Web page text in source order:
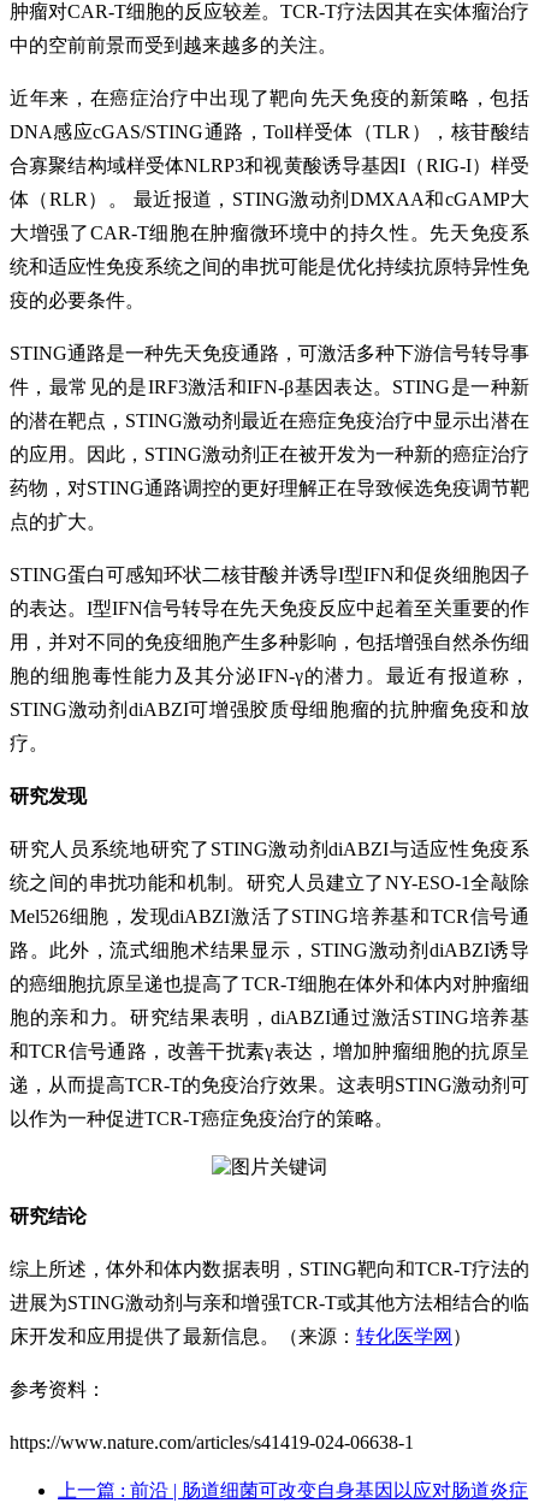
肿瘤对CAR-T细胞的反应较差。TCR-T疗法因其在实体瘤治疗
中的空前前景而受到越来越多的关注。
近年来，在癌症治疗中出现了靶向先天免疫的新策略，包括
DNA感应cGAS/STING通路，Toll样受体（TLR），核苷酸结
合寡聚结构域样受体NLRP3和视黄酸诱导基因I（RIG-I）样受
体（RLR）。 最近报道，STING激动剂DMXAA和cGAMP大
大增强了CAR-T细胞在肿瘤微环境中的持久性。先天免疫系
统和适应性免疫系统之间的串扰可能是优化持续抗原特异性免
疫的必要条件。
STING通路是一种先天免疫通路，可激活多种下游信号转导事
件，最常见的是IRF3激活和IFN-β基因表达。STING是一种新
的潜在靶点，STING激动剂最近在癌症免疫治疗中显示出潜在
的应用。因此，STING激动剂正在被开发为一种新的癌症治疗
药物，对STING通路调控的更好理解正在导致候选免疫调节靶
点的扩大。
STING蛋白可感知环状二核苷酸并诱导I型IFN和促炎细胞因子
的表达。I型IFN信号转导在先天免疫反应中起着至关重要的作
用，并对不同的免疫细胞产生多种影响，包括增强自然杀伤细
胞的细胞毒性能力及其分泌IFN-γ的潜力。最近有报道称，
STING激动剂diABZI可增强胶质母细胞瘤的抗肿瘤免疫和放
疗。
研究发现
研究人员系统地研究了STING激动剂diABZI与适应性免疫系
统之间的串扰功能和机制。研究人员建立了NY-ESO-1全敲除
Mel526细胞，发现diABZI激活了STING培养基和TCR信号通
路。此外，流式细胞术结果显示，STING激动剂diABZI诱导
的癌细胞抗原呈递也提高了TCR-T细胞在体外和体内对肿瘤细
胞的亲和力。研究结果表明，diABZI通过激活STING培养基
和TCR信号通路，改善干扰素γ表达，增加肿瘤细胞的抗原呈
递，从而提高TCR-T的免疫治疗效果。这表明STING激动剂可
以作为一种促进TCR-T癌症免疫治疗的策略。
研究结论
综上所述，体外和体内数据表明，STING靶向和TCR-T疗法的
进展为STING激动剂与亲和增强TCR-T或其他方法相结合的临
床开发和应用提供了最新信息。（来源： 转化医学网 ）
参考资料：
https://www.nature.com/articles/s41419-024-06638-1
上一篇 : 前沿 | 肠道细菌可改变自身基因以应对肠道炎症